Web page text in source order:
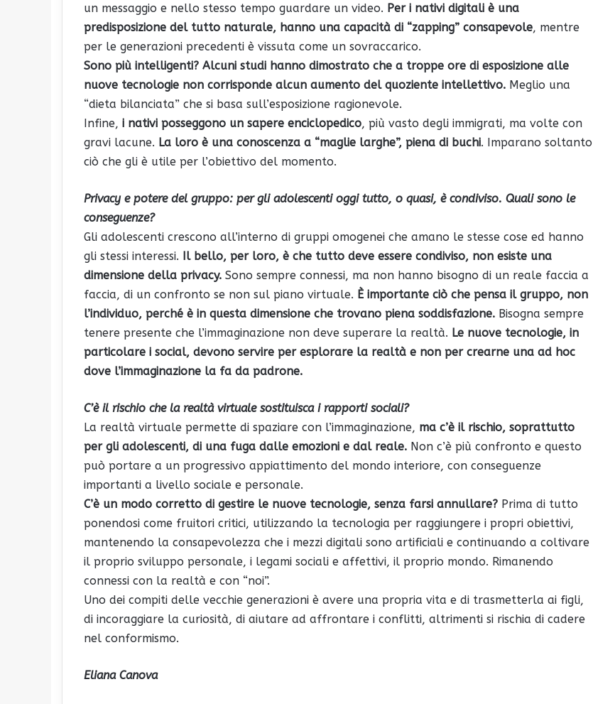
un messaggio e nello stesso tempo guardare un video. Per i nativi digitali è una
predisposizione del tutto naturale, hanno una capacità di “zapping” consapevole, mentre
per le generazioni precedenti è vissuta come un sovraccarico.
Sono più intelligenti? Alcuni studi hanno dimostrato che a troppe ore di esposizione alle
nuove tecnologie non corrisponde alcun aumento del quoziente intellettivo. Meglio una
“dieta bilanciata” che si basa sull’esposizione ragionevole.
Infine, i nativi posseggono un sapere enciclopedico, più vasto degli immigrati, ma volte con
gravi lacune. La loro è una conoscenza a “maglie larghe”, piena di buchi. Imparano soltanto
ciò che gli è utile per l’obiettivo del momento.
Privacy e potere del gruppo: per gli adolescenti oggi tutto, o quasi, è condiviso. Quali sono le
conseguenze?
Gli adolescenti crescono all’interno di gruppi omogenei che amano le stesse cose ed hanno
gli stessi interessi. Il bello, per loro, è che tutto deve essere condiviso, non esiste una
dimensione della privacy. Sono sempre connessi, ma non hanno bisogno di un reale faccia a
faccia, di un confronto se non sul piano virtuale. È importante ciò che pensa il gruppo, non
l’individuo, perché è in questa dimensione che trovano piena soddisfazione. Bisogna sempre
tenere presente che l’immaginazione non deve superare la realtà. Le nuove tecnologie, in
particolare i social, devono servire per esplorare la realtà e non per crearne una ad hoc
dove l’immaginazione la fa da padrone.
C’è il rischio che la realtà virtuale sostituisca i rapporti sociali?
La realtà virtuale permette di spaziare con l’immaginazione, ma c’è il rischio, soprattutto
per gli adolescenti, di una fuga dalle emozioni e dal reale. Non c’è più confronto e questo
può portare a un progressivo appiattimento del mondo interiore, con conseguenze
importanti a livello sociale e personale.
C’è un modo corretto di gestire le nuove tecnologie, senza farsi annullare? Prima di tutto
ponendosi come fruitori critici, utilizzando la tecnologia per raggiungere i propri obiettivi,
mantenendo la consapevolezza che i mezzi digitali sono artificiali e continuando a coltivare
il proprio sviluppo personale, i legami sociali e affettivi, il proprio mondo. Rimanendo
connessi con la realtà e con “noi”.
Uno dei compiti delle vecchie generazioni è avere una propria vita e di trasmetterla ai figli,
di incoraggiare la curiosità, di aiutare ad affrontare i conflitti, altrimenti si rischia di cadere
nel conformismo.
Eliana Canova